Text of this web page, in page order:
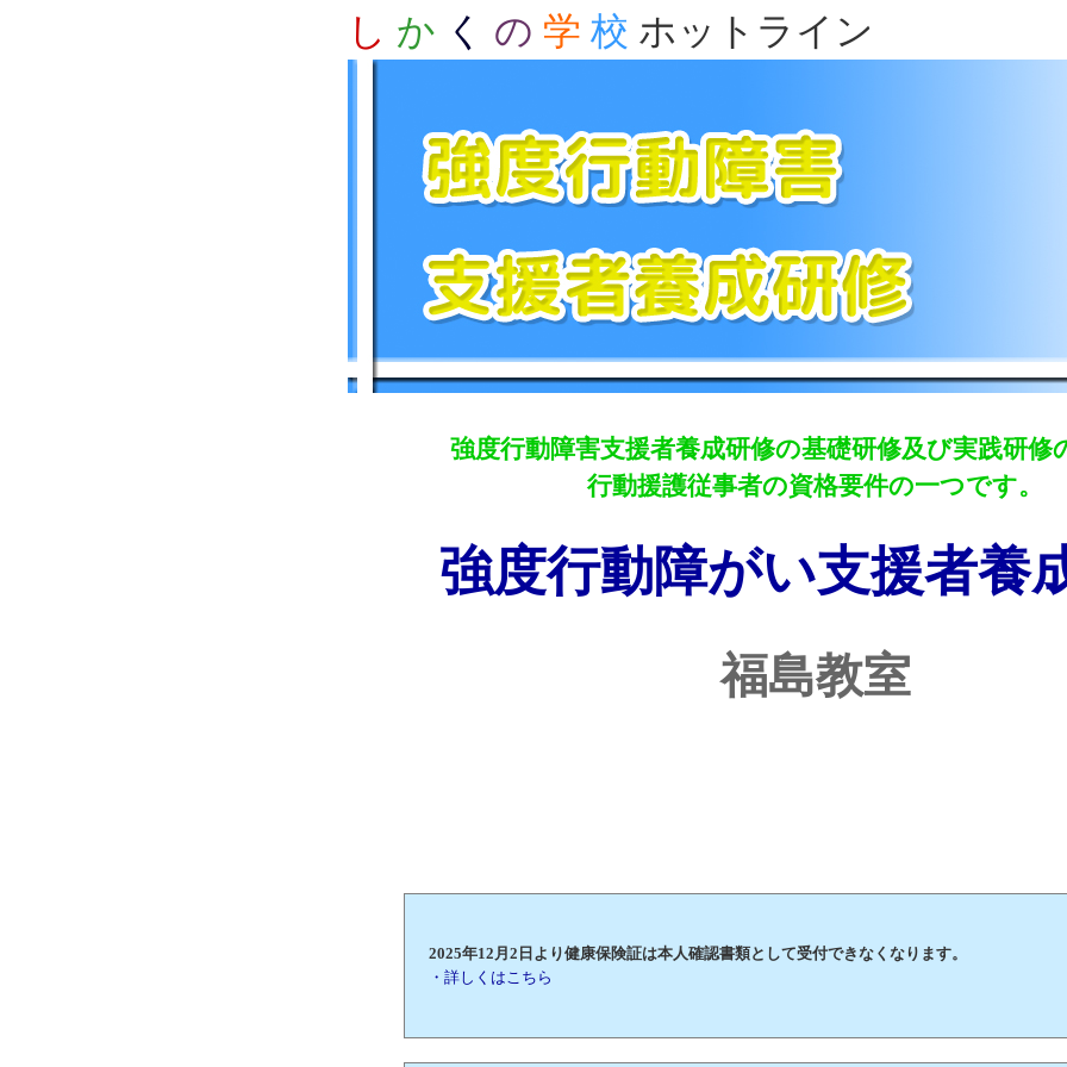
し か く の 学 校 ホットライン
強度行動障害支援者養成研修の基礎研修及び実践研修
行動援護従事者の資格要件の一つです。
強度行動障がい支援者養
福島教室
2025年12月2日より健康保険証は本人確認書類として受付できなくなります。
・詳しくはこちら